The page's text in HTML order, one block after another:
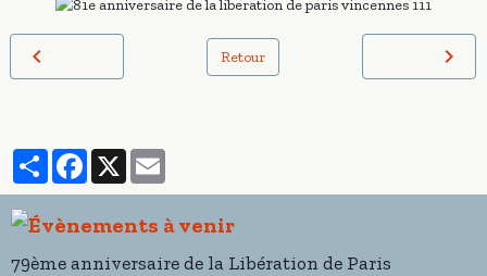
Retour
PartagerFacebook
X
79ème anniversaire de la Libération de Paris